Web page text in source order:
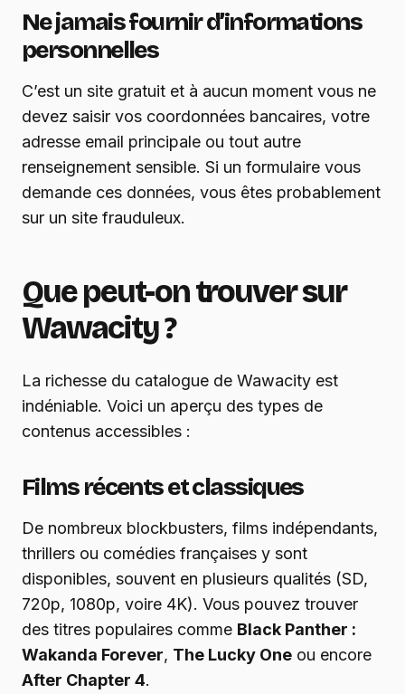
Ne jamais fournir d’informations
personnelles
C’est un site gratuit et à aucun moment vous ne
devez saisir vos coordonnées bancaires, votre
adresse email principale ou tout autre
renseignement sensible. Si un formulaire vous
demande ces données, vous êtes probablement
sur un site frauduleux.
Que peut-on trouver sur
Wawacity ?
La richesse du catalogue de Wawacity est
indéniable. Voici un aperçu des types de
contenus accessibles :
Films récents et classiques
De nombreux blockbusters, films indépendants,
thrillers ou comédies françaises y sont
disponibles, souvent en plusieurs qualités (SD,
720p, 1080p, voire 4K). Vous pouvez trouver
des titres populaires comme Black Panther :
Wakanda Forever, The Lucky One ou encore
After Chapter 4.